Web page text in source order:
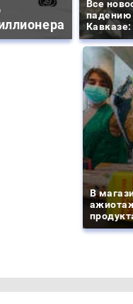
Все
падению
Кавказе:
В